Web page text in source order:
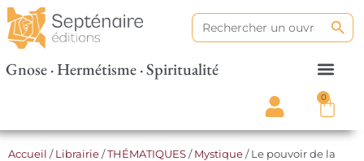
Search
for:
Gnose · Hermétisme · Spiritualité
0
Accueil /Librairie/THÉMATIQUES/Mystique/ Le pouvoir de la